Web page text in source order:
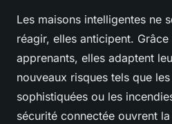
Les maisons intelligentes ne
réagir, elles anticipent.
apprenants, elles adaptent
nouveaux risques tels que
sophistiquées ou les
sécurité connectée ouvrent